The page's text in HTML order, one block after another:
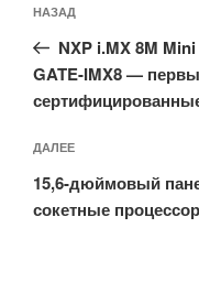
по
записям
Предыдущая
запись:
НАЗАД
NXP i.MX 8M
GATE-IMX8 —
Следующая
запись
ДАЛЕЕ
15,6-дюймовый
сокетные